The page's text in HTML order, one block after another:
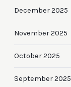
December 2025
November 2025
October 2025
September 2025